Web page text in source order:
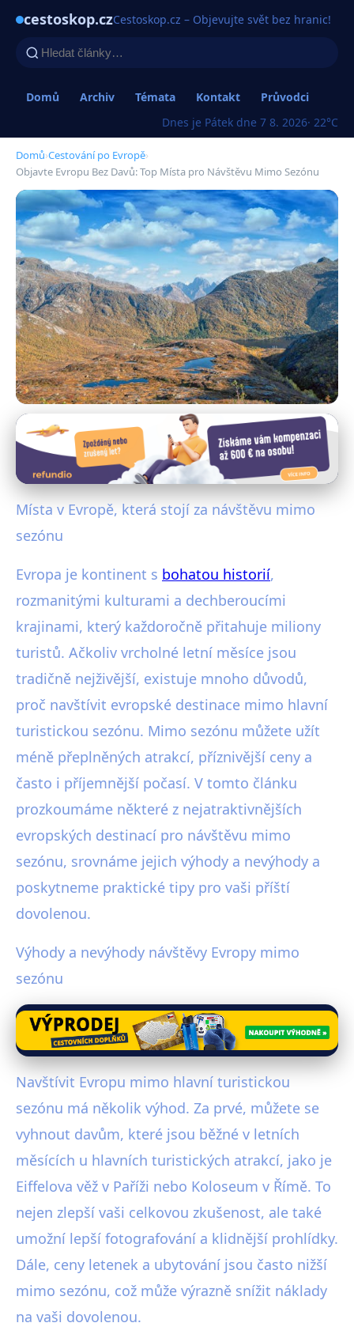
cestoskop.czCestoskop.cz – Objevujte svět bez hranic!
Domů Archiv Témata Kontakt
Průvodci
Dnes je Pátek dne 7 8. 2026· 22°C
Domů›Cestování po Evropě›
Objavte Evropu Bez Davů: Top Místa pro Návštěvu Mimo Sezónu
Cestování po Evropě
Objavte Evropu Bez Davů: Top
Místa pro Návštěvu Mimo Sezónu
18. 9. 2025
Místa v Evropě, která stojí za návštěvu mimo
sezónu
Evropa je kontinent s bohatou historií,
rozmanitými kulturami a dechberoucími
krajinami, který každoročně přitahuje miliony
turistů. Ačkoliv vrcholné letní měsíce jsou
tradičně nejživější, existuje mnoho důvodů,
proč navštívit evropské destinace mimo hlavní
turistickou sezónu. Mimo sezónu můžete užít
méně přeplněných atrakcí, příznivější ceny a
často i příjemnější počasí. V tomto článku
prozkoumáme některé z nejatraktivnějších
evropských destinací pro návštěvu mimo
sezónu, srovnáme jejich výhody a nevýhody a
poskytneme praktické tipy pro vaši příští
dovolenou.
Výhody a nevýhody návštěvy Evropy mimo
sezónu
Navštívit Evropu mimo hlavní turistickou
sezónu má několik výhod. Za prvé, můžete se
vyhnout davům, které jsou běžné v letních
měsících u hlavních turistických atrakcí, jako je
Eiffelova věž v Paříži nebo Koloseum v Římě. To
nejen zlepší vaši celkovou zkušenost, ale také
umožní lepší fotografování a klidnější prohlídky.
Dále, ceny letenek a ubytování jsou často nižší
mimo sezónu, což může výrazně snížit náklady
na vaši dovolenou.